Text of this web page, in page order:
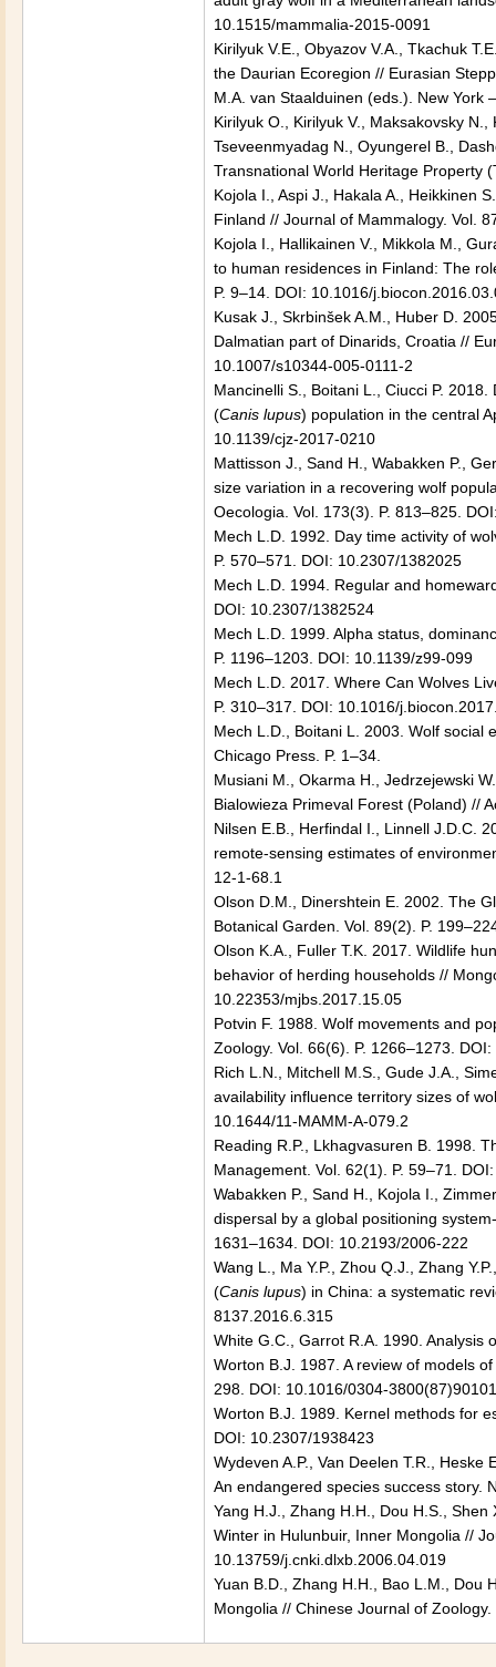
10.1515/mammalia-2015-0091
Kirilyuk V.E., Obyazov V.A., Tkachuk
the Daurian Ecoregion // Eurasian
M.A. van Staalduinen (eds.). New York
Kirilyuk O., Kirilyuk V., Maksakovsky
Tseveenmyadag N., Oyungerel B.,
Transnational World Heritage Property
Kojola I., Aspi J., Hakala A., Heikkinen
Finland // Journal of Mammalogy. Vol.
Kojola I., Hallikainen V., Mikkola M.,
to human residences in Finland: The
P. 9–14. DOI: 10.1016/
Kusak J., Skrbinšek A.M., Huber D.
Dalmatian part of Dinarids, Croatia //
10.1007/s10344-005-0111-2
Mancinelli S., Boitani L., Ciucci P.
(Canis lupus) population in the central
10.1139/cjz-2017-0210
Mattisson J., Sand H., Wabakken P.,
size variation in a recovering wolf
Oecologia. Vol. 173(3). P. 813–825.
Mech L.D. 1992. Day time activity of
P. 570–571. DOI: 10.2307/1382025
Mech L.D. 1994. Regular and
DOI: 10.2307/1382524
Mech L.D. 1999. Alpha status,
P. 1196–1203. DOI: 10.1139/z99-099
Mech L.D. 2017. Where Can Wolves
P. 310–317. DOI: 10.1016/
Mech L.D., Boitani L. 2003. Wolf social
Chicago Press. P. 1–34.
Musiani M., Okarma H., Jedrzejewski
Bialowieza Primeval Forest (Poland) //
Nilsen E.B., Herfindal I., Linnell J.D.C.
remote-sensing estimates of
12-1-68.1
Olson D.M., Dinershtein E. 2002. The
Botanical Garden. Vol. 89(2). P.
Olson K.A., Fuller T.K. 2017. Wildlife
behavior of herding households //
10.22353/mjbs.2017.15.05
Potvin F. 1988. Wolf movements and
Zoology. Vol. 66(6). P. 1266–1273.
Rich L.N., Mitchell M.S., Gude J.A.,
availability influence territory sizes of
10.1644/11-MAMM-A-079.2
Reading R.P., Lkhagvasuren B. 1998.
Management. Vol. 62(1). P. 59–71.
Wabakken P., Sand H., Kojola I.,
dispersal by a global positioning
1631–1634. DOI: 10.2193/2006-222
Wang L., Ma Y.P., Zhou Q.J., Zhang
(Canis lupus) in China: a systematic
8137.2016.6.315
White G.C., Garrot R.A. 1990. Analysis
Worton B.J. 1987. A review of models
298. DOI: 10.1016/0304-
Worton B.J. 1989. Kernel methods for
DOI: 10.2307/1938423
Wydeven A.P., Van Deelen T.R.,
An endangered species success story.
Yang H.J., Zhang H.H., Dou H.S.,
Winter in Hulunbuir, Inner Mongolia //
10.13759/j.cnki.dlxb.2006.04.019
Yuan B.D., Zhang H.H., Bao L.M., Dou
Mongolia // Chinese Journal of